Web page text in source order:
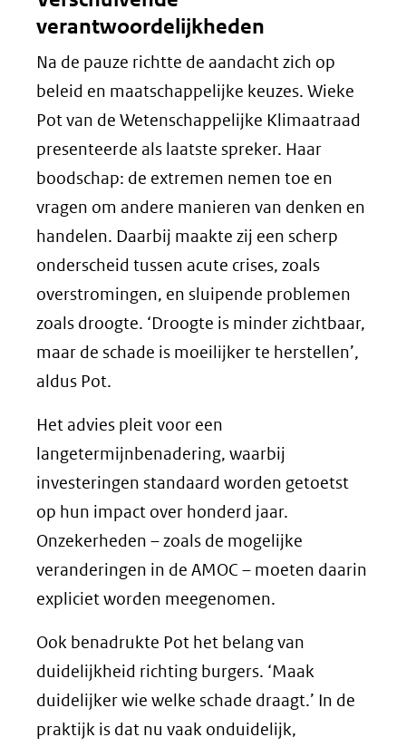
verantwoordelijkheden
Na de pauze richtte de aandacht zich op
beleid en maatschappelijke keuzes. Wieke
Pot van de Wetenschappelijke Klimaatraad
presenteerde als laatste spreker. Haar
boodschap: de extremen nemen toe en
vragen om andere manieren van denken en
handelen. Daarbij maakte zij een scherp
onderscheid tussen acute crises, zoals
overstromingen, en sluipende problemen
zoals droogte. ‘Droogte is minder zichtbaar,
maar de schade is moeilijker te herstellen’,
aldus Pot.
Het advies pleit voor een
langetermijnbenadering, waarbij
investeringen standaard worden getoetst
op hun impact over honderd jaar.
Onzekerheden – zoals de mogelijke
veranderingen in de AMOC – moeten daarin
expliciet worden meegenomen.
Ook benadrukte Pot het belang van
duidelijkheid richting burgers. ‘Maak
duidelijker wie welke schade draagt.’ In de
praktijk is dat nu vaak onduidelijk,